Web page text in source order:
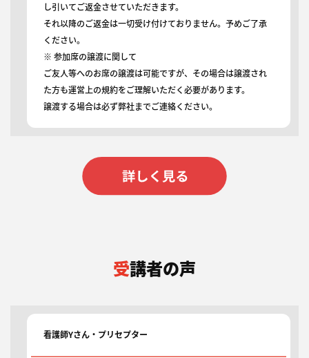
し引いてご返金させていただきます。
それ以降のご返金は一切受け付けておりません。予めご了承
ください。
※ 参加席の譲渡に関して
ご友人等へのお席の譲渡は可能ですが、その場合は譲渡され
た方も運営上の規約をご理解いただく必要があります。
譲渡する場合は必ず弊社までご連絡ください。
受講者の声
看護師Yさん・プリセプター